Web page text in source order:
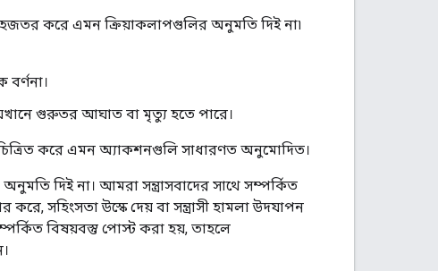
করে এমন ক্রিয়াকলাপগুলির অনুমতি দিই না৷
বর্ণনা।
গুরুতর আঘাত বা মৃত্যু হতে পারে।
চিত্রিত করে এমন অ্যাকশনগুলি সাধারণত অনুমোদিত।
দিই না। আমরা সন্ত্রাসবাদের সাথে সম্পর্কিত
করে, সহিংসতা উস্কে দেয় বা সন্ত্রাসী হামলা উদযাপন
বিষয়বস্তু পোস্ট করা হয়, তাহলে